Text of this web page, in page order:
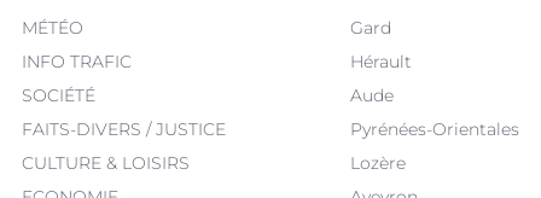
MÉTÉO
INFO TRAFIC
SOCIÉTÉ
FAITS-DIVERS / JUSTICE
CULTURE & LOISIRS
Gard
Hérault
Aude
Pyrénées-Orientales
Lozère